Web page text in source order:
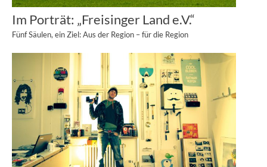
Im Porträt: „Freisinger Land e.V.“
Fünf Säulen, ein Ziel: Aus der Region – für die Region